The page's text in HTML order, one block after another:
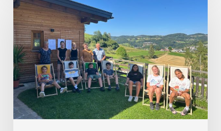
Sonne,
Sonnenliegen